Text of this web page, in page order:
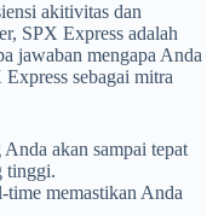
akitivitas dan
SPX Express adalah
jawaban mengapa Anda
sebagai mitra
Anda akan sampai tepat
tinggi.
time memastikan Anda